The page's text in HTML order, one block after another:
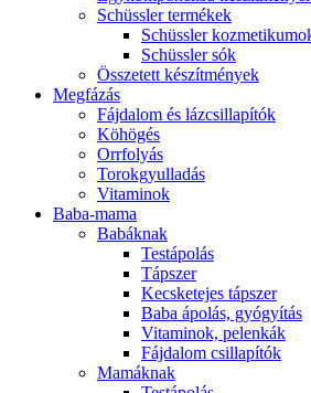
Schüssler termékek
Schüssler
Schüssler sók
Összetett készítmények
Megfázás
Fájdalom és lázcsillapítók
Köhögés
Orrfolyás
Torokgyulladás
Vitaminok
Baba-mama
Babáknak
Testápolás
Tápszer
Kecsketejes tápszer
Baba ápolás, gyógyítás
Vitaminok, pelenkák
Fájdalom csillapítók
Mamáknak